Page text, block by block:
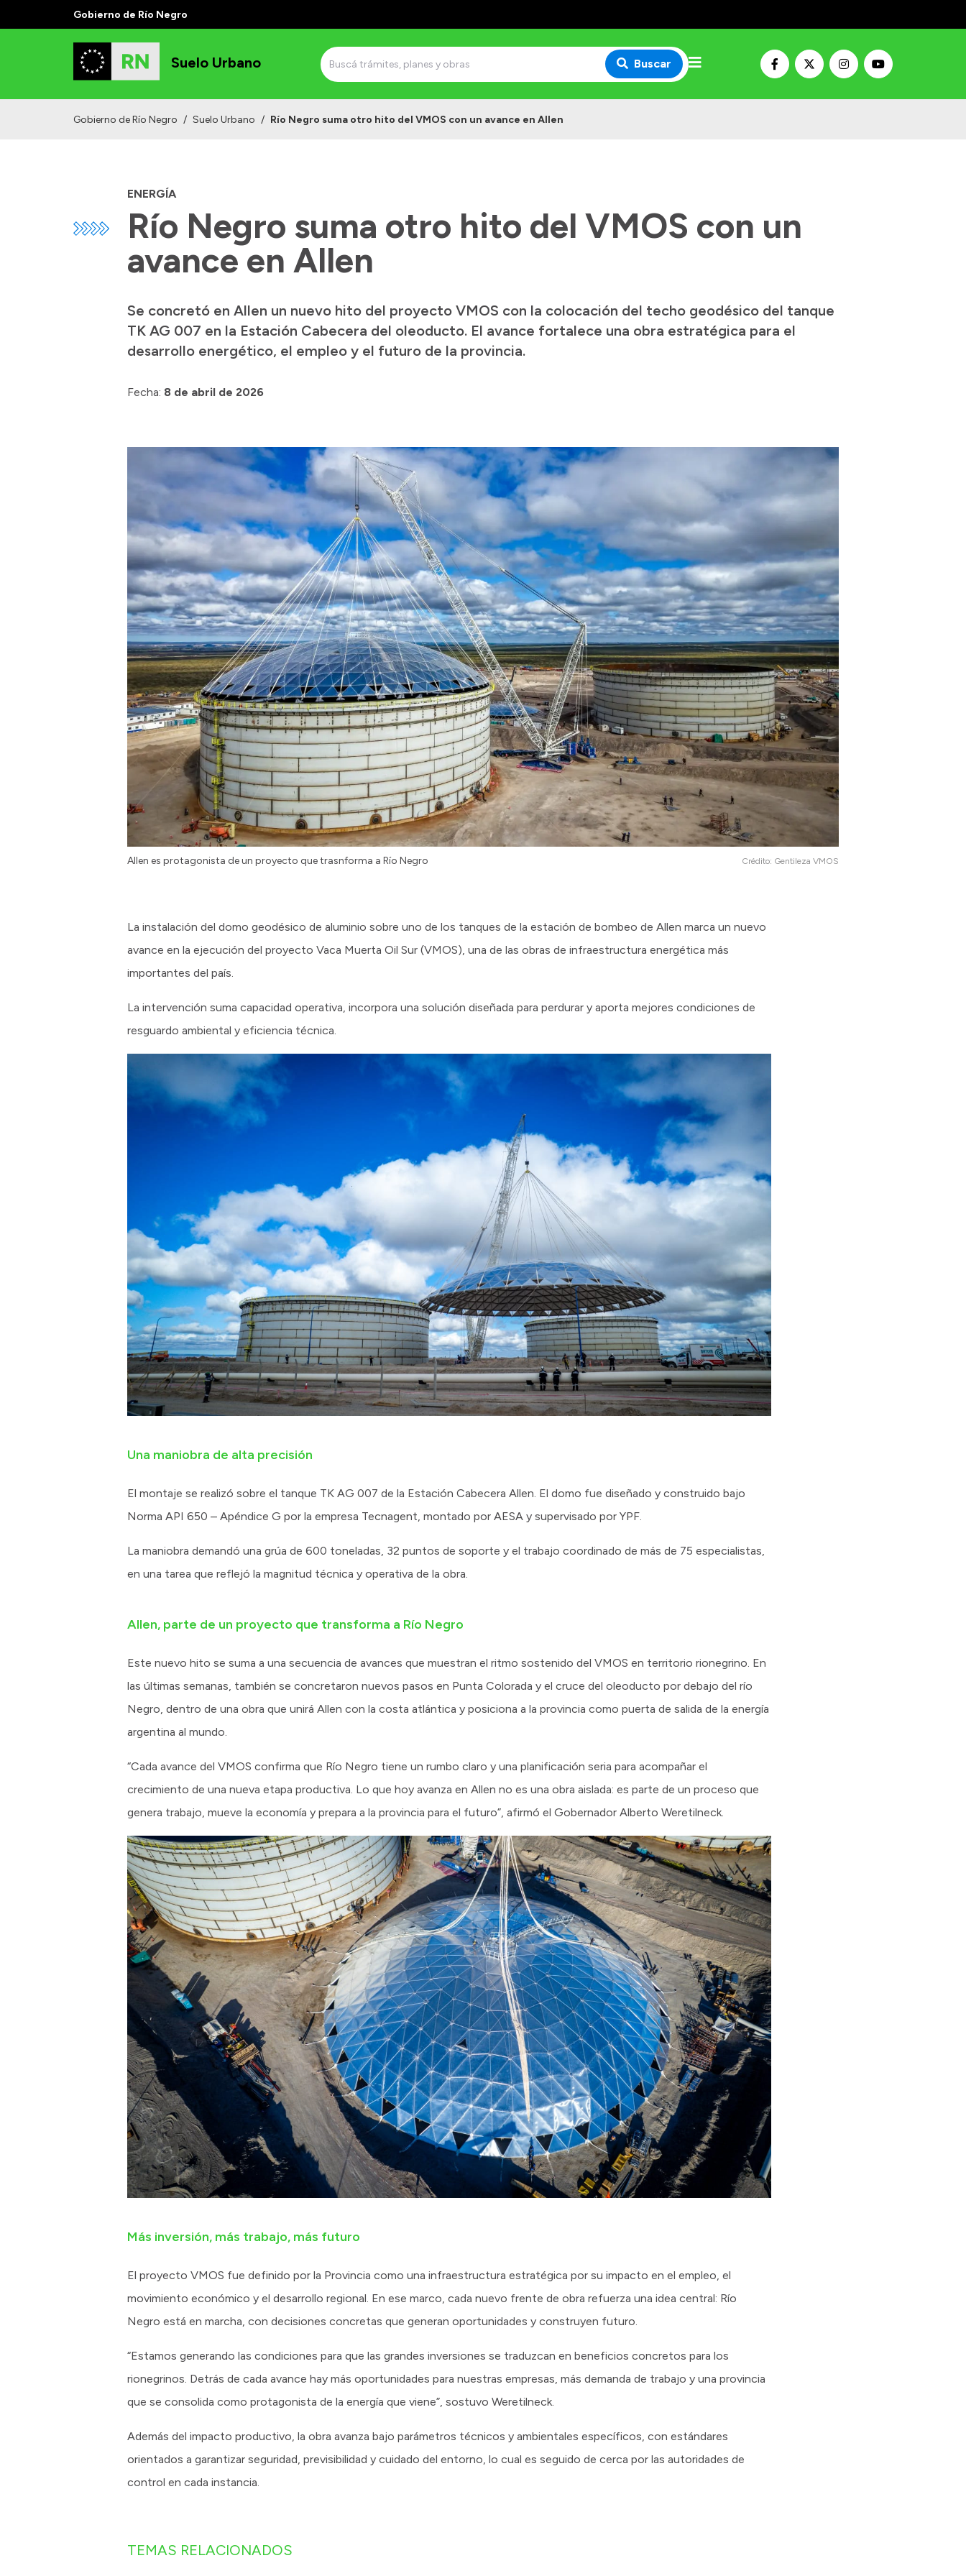
Gobierno de Río Negro
Suelo Urbano Buscar
Gobierno de Río Negro / Suelo Urbano / Río Negro suma otro hito del VMOS con un avance en Allen
ENERGÍA
Río Negro suma otro hito del VMOS con un
avance en Allen
Se concretó en Allen un nuevo hito del proyecto VMOS con la colocación del techo geodésico del tanque
TK AG 007 en la Estación Cabecera del oleoducto. El avance fortalece una obra estratégica para el
desarrollo energético, el empleo y el futuro de la provincia.
Fecha: 8 de abril de 2026
Allen es protagonista de un proyecto que trasnforma a Río Negro Crédito: Gentileza VMOS
La instalación del domo geodésico de aluminio sobre uno de los tanques de la estación de bombeo de Allen marca un nuevo
avance en la ejecución del proyecto Vaca Muerta Oil Sur (VMOS), una de las obras de infraestructura energética más
importantes del país.
La intervención suma capacidad operativa, incorpora una solución diseñada para perdurar y aporta mejores condiciones de
resguardo ambiental y eficiencia técnica.
Una maniobra de alta precisión
El montaje se realizó sobre el tanque TK AG 007 de la Estación Cabecera Allen. El domo fue diseñado y construido bajo
Norma API 650 – Apéndice G por la empresa Tecnagent, montado por AESA y supervisado por YPF.
La maniobra demandó una grúa de 600 toneladas, 32 puntos de soporte y el trabajo coordinado de más de 75 especialistas,
en una tarea que reflejó la magnitud técnica y operativa de la obra.
Allen, parte de un proyecto que transforma a Río Negro
Este nuevo hito se suma a una secuencia de avances que muestran el ritmo sostenido del VMOS en territorio rionegrino. En
las últimas semanas, también se concretaron nuevos pasos en Punta Colorada y el cruce del oleoducto por debajo del río
Negro, dentro de una obra que unirá Allen con la costa atlántica y posiciona a la provincia como puerta de salida de la energía
argentina al mundo.
“Cada avance del VMOS confirma que Río Negro tiene un rumbo claro y una planificación seria para acompañar el
crecimiento de una nueva etapa productiva. Lo que hoy avanza en Allen no es una obra aislada: es parte de un proceso que
genera trabajo, mueve la economía y prepara a la provincia para el futuro”, afirmó el Gobernador Alberto Weretilneck.
Más inversión, más trabajo, más futuro
El proyecto VMOS fue definido por la Provincia como una infraestructura estratégica por su impacto en el empleo, el
movimiento económico y el desarrollo regional. En ese marco, cada nuevo frente de obra refuerza una idea central: Río
Negro está en marcha, con decisiones concretas que generan oportunidades y construyen futuro.
“Estamos generando las condiciones para que las grandes inversiones se traduzcan en beneficios concretos para los
rionegrinos. Detrás de cada avance hay más oportunidades para nuestras empresas, más demanda de trabajo y una provincia
que se consolida como protagonista de la energía que viene”, sostuvo Weretilneck.
Además del impacto productivo, la obra avanza bajo parámetros técnicos y ambientales específicos, con estándares
orientados a garantizar seguridad, previsibilidad y cuidado del entorno, lo cual es seguido de cerca por las autoridades de
control en cada instancia.
TEMAS RELACIONADOS